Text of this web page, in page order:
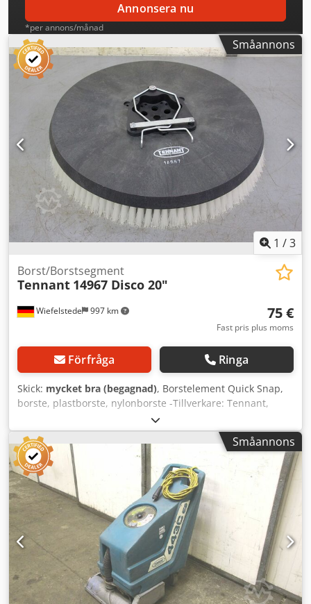
Annonsera nu
*per annons/månad
Småannons
1 /3
Wiefelstede 997 km
Borst/Borstsegment
Tennant 14967 Disco 20"
75 €
Fast pris plus moms
Förfråga Ringa
Skick: mycket bra (begagnad), Borstelement Quick Snap,
borste, plastborste, nylonborste -Tillverkare: Tennant,
borste, 20" nylon med platta, oanvänd i
originalförpackning Cjdpjgtu Ubofx Amverf -Typ: 14967
Disco 20" D=500 -Antal: 2 st borstar finns -Pris: per styck -
Mått: Ø 500 x 110 mm -Vikt: 6 kg/styck
Småannons